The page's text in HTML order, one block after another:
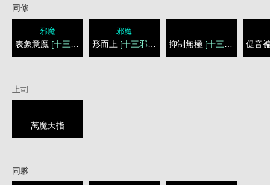
同修
邪魔
表象意魔 [十三邪靈]
邪魔
形而上 [十三邪靈] 抑制無極 [十三邪靈] 促音
上司
萬魔天指
同夥